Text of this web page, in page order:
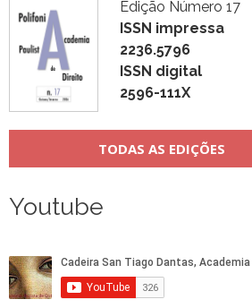
Edição Número 17
ISSN impressa
2236.5796
ISSN digital
2596-111X
TODAS AS EDIÇÕES
Youtube